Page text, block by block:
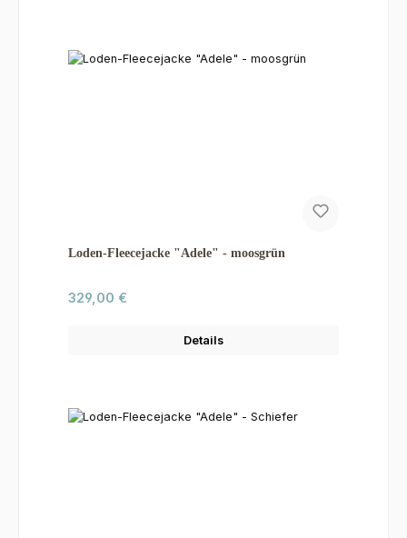
Loden-Fleecejacke "Adele" - moosgrün
Regulärer Preis:
329,00 €
Details